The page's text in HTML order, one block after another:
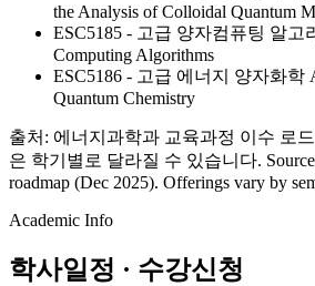
the Analysis of Colloidal Quantum
ESC5185 - 고급 양자컴퓨팅 알고
Computing Algorithms
ESC5186 - 고급 에너지 양자화학
Quantum Chemistry
출처: 에너지과학과 교육과정 이수 로
은 학기별로 달라질 수 있습니다.
roadmap (Dec 2025). Offerings vary by
Academic Info
학사일정 · 수강신청